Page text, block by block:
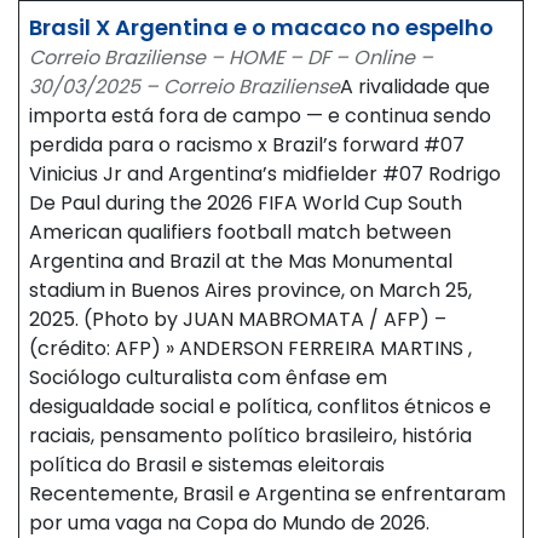
Brasil X Argentina e o macaco no espelho
Correio Braziliense – HOME – DF – Online –
30/03/2025 – Correio BrazilienseA rivalidade que
importa está fora de campo — e continua sendo
perdida para o racismo x Brazil’s forward #07
Vinicius Jr and Argentina’s midfielder #07 Rodrigo
De Paul during the 2026 FIFA World Cup South
American qualifiers football match between
Argentina and Brazil at the Mas Monumental
stadium in Buenos Aires province, on March 25,
2025. (Photo by JUAN MABROMATA / AFP) –
(crédito: AFP) » ANDERSON FERREIRA MARTINS ,
Sociólogo culturalista com ênfase em
desigualdade social e política, conflitos étnicos e
raciais, pensamento político brasileiro, história
política do Brasil e sistemas eleitorais
Recentemente, Brasil e Argentina se enfrentaram
por uma vaga na Copa do Mundo de 2026.